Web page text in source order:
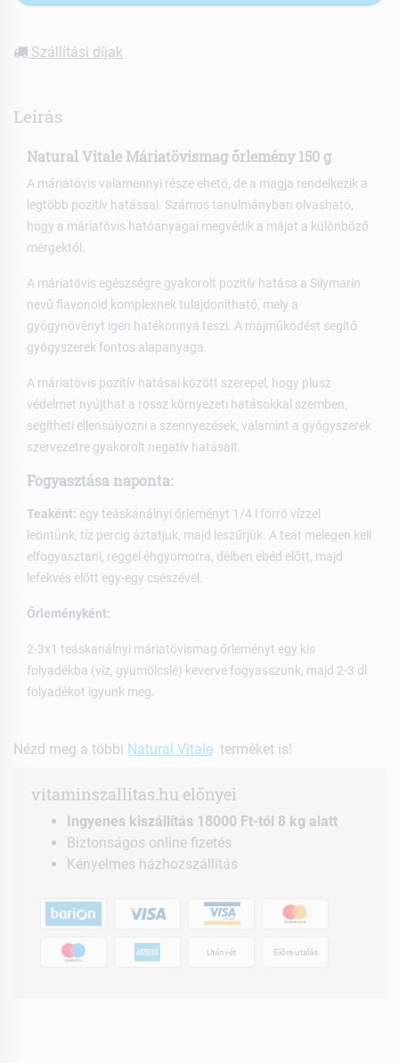
Szállítási díjak
Leírás
Natural Vitale Máriatövismag őrlemény 150 g
A máriatövis valamennyi része ehető, de a magja rendelkezik a
legtöbb pozitív hatással. Számos tanulmányban olvasható,
hogy a máriatövis hatóanyagai megvédik a májat a különböző
mérgektől.
A máriatövis egészségre gyakorolt pozitív hatása a Silymarin
nevű flavonoid komplexnek tulajdonítható, mely a
gyógynövényt igen hatékonnyá teszi. A májműködést segítő
gyógyszerek fontos alapanyaga.
A máriatövis pozitív hatásai között szerepel, hogy plusz
védelmet nyújthat a rossz környezeti hatásokkal szemben,
segítheti ellensúlyozni a szennyezések, valamint a gyógyszerek
szervezetre gyakorolt negatív hatásait.
Fogyasztása naponta:
Teaként: egy teáskanálnyi őrleményt 1/4 l forró vízzel
leöntünk, tíz percig áztatjuk, majd leszűrjük. A teát melegen kell
elfogyasztani, reggel éhgyomorra, délben ebéd előtt, majd
lefekvés előtt egy-egy csészével.
Őrleményként:
2-3x1 teáskanálnyi máriatövismag őrleményt egy kis
folyadékba (víz, gyümölcslé) keverve fogyasszunk, majd 2-3 dl
folyadékot igyunk meg.
Nézd meg a többi Natural Vitale terméket is!
vitaminszallitas.hu előnyei
Ingyenes kiszállítás 18000 Ft-tól 8 kg alatt
Biztonságos online fizetés
Kényelmes házhozszállítás
Utánvét Előre utalás